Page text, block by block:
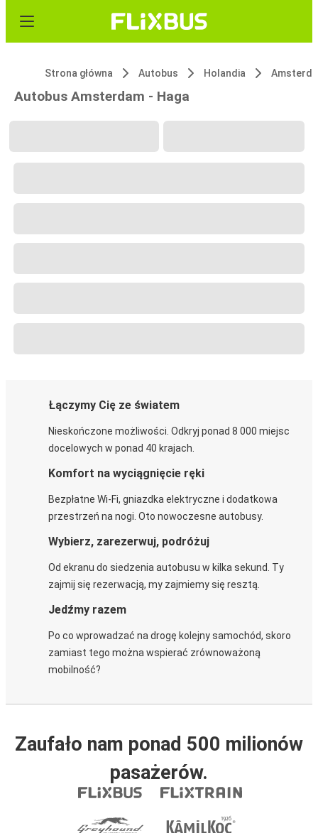
Strona główna Autobus Holandia
Autobus Amsterdam - Haga
Łączymy Cię ze światem
Nieskończone możliwości. Odkryj ponad 8 000 miejsc
docelowych w ponad 40 krajach.
Komfort na wyciągnięcie ręki
Bezpłatne Wi-Fi, gniazdka elektryczne i dodatkowa
przestrzeń na nogi. Oto nowoczesne autobusy.
Wybierz, zarezerwuj, podróżuj
Od ekranu do siedzenia autobusu w kilka sekund. Ty
zajmij się rezerwacją, my zajmiemy się resztą.
Jedźmy razem
Po co wprowadzać na drogę kolejny samochód, skoro
zamiast tego można wspierać zrównoważoną
mobilność?
Zaufało nam ponad 500 milionów
pasażerów.